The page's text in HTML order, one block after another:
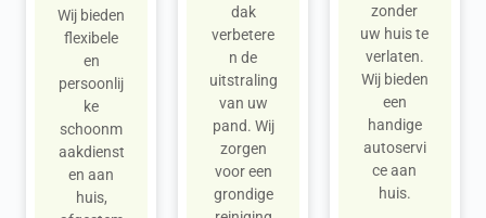
Wij bieden
flexibele
en
persoonlij
ke
schoonm
aakdienst
en aan
huis,
dak
verbetere
n de
uitstraling
van uw
pand. Wij
zorgen
voor een
grondige
zonder
uw huis te
verlaten.
Wij bieden
een
handige
autoservi
ce aan
huis.